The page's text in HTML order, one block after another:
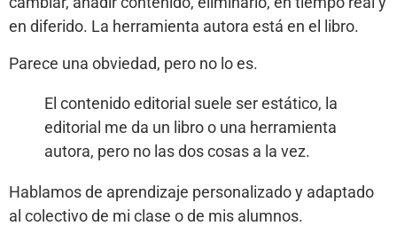
en diferido. La herramienta autora está en el libro.
Parece una obviedad, pero no lo es.
El contenido editorial suele ser estático, la
editorial me da un libro o una herramienta
autora, pero no las dos cosas a la vez.
Hablamos de aprendizaje personalizado y adaptado
al colectivo de mi clase o de mis alumnos.